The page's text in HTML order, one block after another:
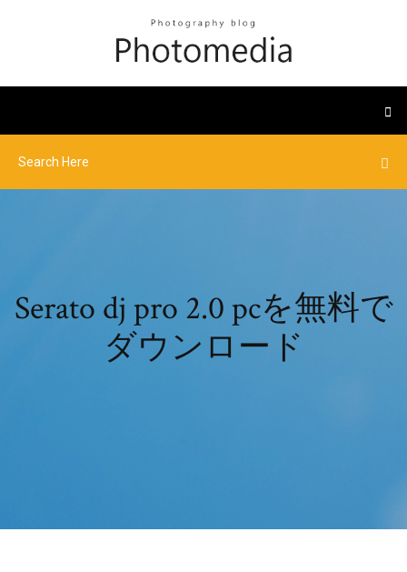
Serato dj pro 2.0 pcを無料で
ダウンロード